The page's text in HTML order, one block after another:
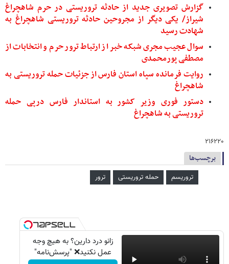
گزارش تصویری جدید از حادثه تروریستی در حرم شاهچراغ
شیراز/ یکی دیگر از مجروحین حادثه تروریستی شاهچراغ به
شهادت رسید
سوال عجیب مجری شبکه خبر از ارتباط ترور حرم و انتخابات از
مصطفی پورمحمدی
روایت فرمانده سپاه استان فارس از جزئیات حمله تروریستی به
شاهچراغ
دستور فوری وزیر کشور به استاندار فارس درپی حمله
تروریستی به شاهچراغ
۲۱۶۲۲۰
برچسب‌ها
تروریسم حمله تروریستی ترور
زانو درد دارین؟ به هیچ وجه
عمل نکنید❌ "پرسش‌نامه"